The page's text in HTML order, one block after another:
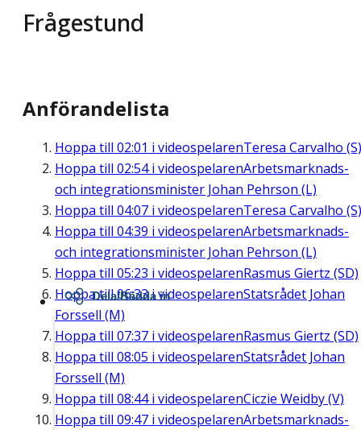
Frågestund
Anförandelista
Hoppa till 02:01 i videospelarenTeresa Carvalho (S)
Hoppa till 02:54i videospelarenArbetsmarknads-
och integrationsminister Johan Pehrson (L)
Hoppa till 04:07 i videospelarenTeresa Carvalho (S)
Hoppa till 04:39 i videospelarenArbetsmarknads-
och integrationsminister Johan Pehrson (L)
Hoppa till 05:23 i videospelarenRasmus Giertz (SD)
Hoppa till06:33i videospelarenStatsrådet Johan
Forssell (M)
Hoppa till 07:37 i videospelarenRasmus Giertz (SD)
Hoppa till 08:05 i videospelarenStatsrådet Johan
Forssell (M)
Hoppa till 08:44i videospelarenCiczie Weidby (V)
Hoppa till 09:47 i videospelarenArbetsmarknads-
Dela/Bädda in